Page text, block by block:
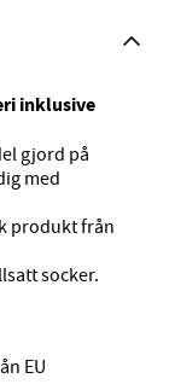
inklusive
gjord på
med
produkt från
socker.
EU